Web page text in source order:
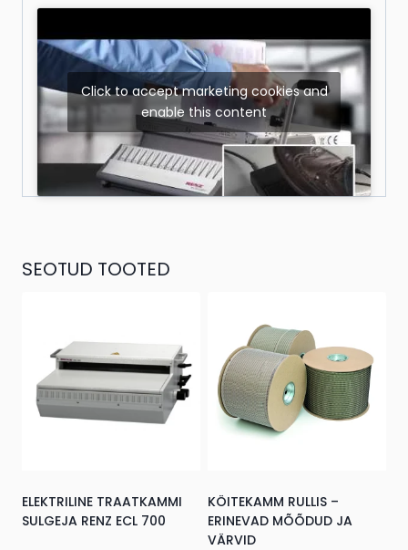
Click to accept marketing cookies and
enable this content
SEOTUD TOOTED
ELEKTRILINE TRAATKAMMI
SULGEJA RENZ ECL 700
KÖITEKAMM RULLIS –
ERINEVAD MÕÕDUD JA
VÄRVID